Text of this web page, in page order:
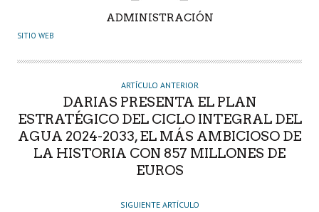
U
O
ADMINISTRACIÓN
SITIO WEB
ARTÍCULO ANTERIOR
DARIAS PRESENTA EL PLAN
ESTRATÉGICO DEL CICLO INTEGRAL DEL
AGUA 2024-2033, EL MÁS AMBICIOSO DE
LA HISTORIA CON 857 MILLONES DE
EUROS
SIGUIENTE ARTÍCULO